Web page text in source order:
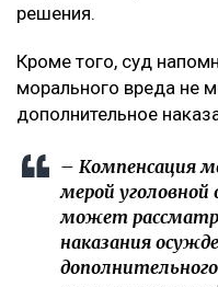
решения.
Кроме того, суд
морального вреда не
дополнительное
– Компенсация
мерой
может
наказания